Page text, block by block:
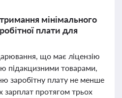
мінімального
плати для
що має ліцензію
підакцизними товарами,
заробітну плату не менше
зарплат протягом трьох